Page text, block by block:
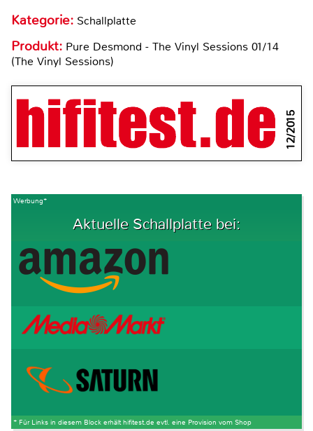
Kategorie: Schallplatte
Produkt: Pure Desmond - The Vinyl Sessions 01/14
(The Vinyl Sessions)
12/2015
Werbung*
Aktuelle Schallplatte bei:
* Für Links in diesem Block erhält hifitest.de evtl. eine Provision vom Shop